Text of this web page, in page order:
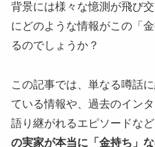
背景には様々な憶測が飛び
にどのような情報がこの「
るのでしょうか？
この記事では、単なる噂話
ている情報や、過去のイン
語り継がれるエピソードな
の実家が本当に「金持ち」